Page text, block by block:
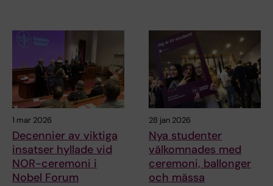
1 mar 2026
Decennier av viktiga
insatser hyllade vid
NOR-ceremoni i
Nobel Forum
28 jan 2026
Nya studenter
välkomnades med
ceremoni, ballonger
och mässa